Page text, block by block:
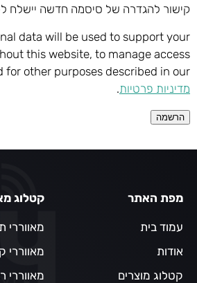
קישור להגדרה של סיסמה חדשה יישלח
data will be used to support your
this website, to manage access
for other purposes described in our
מדיניות פרטיות.
הרשמה
מפת האתר
עמוד בית
אודות
קטלוג מוצרים
קטלוג
מאווררי
מאווררי
מאווררי